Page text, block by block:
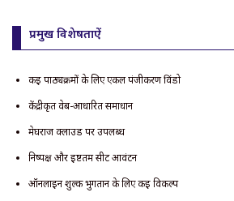
प्रमुख विशेषताऐं
कई पाठ्यक्रमों के लिए एकल पंजीकरण विंडो
केंद्रीकृत वेब-आधारित समाधान
मेघराज क्लाउड पर उपलब्ध
निष्पक्ष और इष्टतम सीट आवंटन
ऑनलाइन शुल्क भुगतान के लिए कई विकल्प